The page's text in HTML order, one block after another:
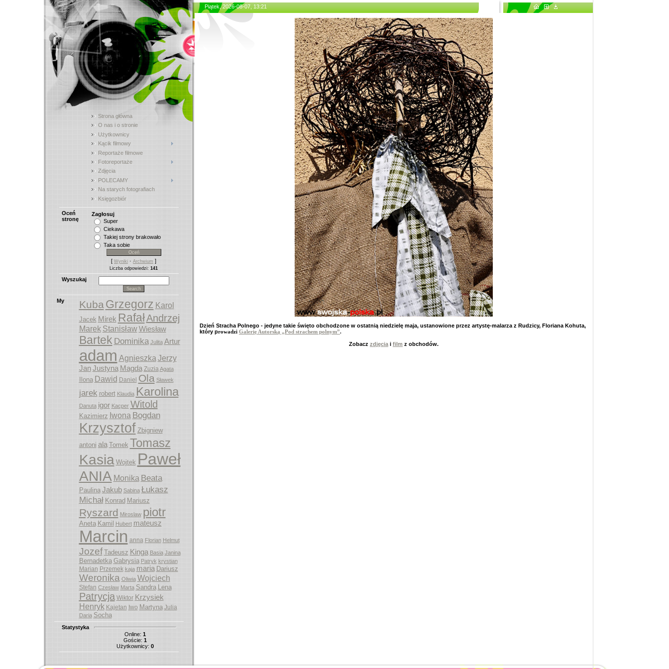
Strona główna
O nas i o stronie
Użytkownicy
Kącik filmowy
Reportaże filmowe
Fotoreportaże
Zdjęcia
POLECAMY
Na starych fotografiach
Księgozbiór
Oceń
stronę
Zagłosuj
Super
Ciekawa
Takiej strony brakowało
Taka sobie
[ Wyniki · Archwium ]
Liczba odpowiedzi: 141
Wyszukaj
My KubaGrzegorz Karol
Jacek Mirek RafałAndrzej
Marek Stanisław Wiesław
Bartek Dominika Julita Artur
adam Agnieszka Jerzy
Jan Justyna Magda Zuzia Agata
Ilona Dawid Daniel Ola Sławek
jarek robert Klaudia Karolina
Danuta igor Kacper Witold
Kazimierz Iwona Bogdan
Krzysztof Zbigniew
antoni ala Tomek Tomasz
Kasia Wojtek Paweł
ANIA Monika Beata
Paulina Jakub Sabina Łukasz
Michał Konrad Mariusz
Ryszard Miroslaw piotr
Aneta Kamil Hubert mateusz
Marcin anna Florian Helmut
Jozef Tadeusz Kinga Basia Janina
Bernadetka Gabrysia Patryk krystian
Marian Przemek kaja maria Dariusz
Weronika Oliwia Wojciech
Stefan Czesław Marta Sandra Lena
Patrycja Wiktor Krzysiek
Henryk Kajetan Iwo Martyna Julia
Daria Socha
Statystyka
Online: 1
Goście: 1
Użytkownicy: 0
Piątek, 2026-08-07, 13:21
Dzień Stracha Polnego - jedyne takie święto obchodzone w ostatnią niedzielę maja, ustanowione przez artystę-malarza z Rudzicy, Floriana Kohuta,
który prowadzi Galerię Autorską „Pod strachem polnym”.
Zobacz zdjęcia i film z obchodów.